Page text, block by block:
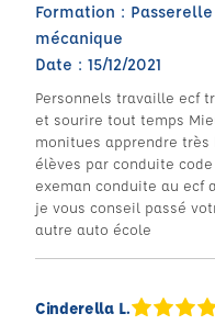
Formation :
mécanique
Date : 15/12/2021
Personnels travaille ecf
et sourire tout temps
monitues apprendre
élèves par conduite
exeman conduite au ecf
je vous conseil passé
autre auto école
Cinderella L.